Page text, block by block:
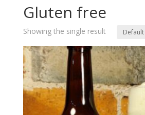
Gluten free
Showing the single result